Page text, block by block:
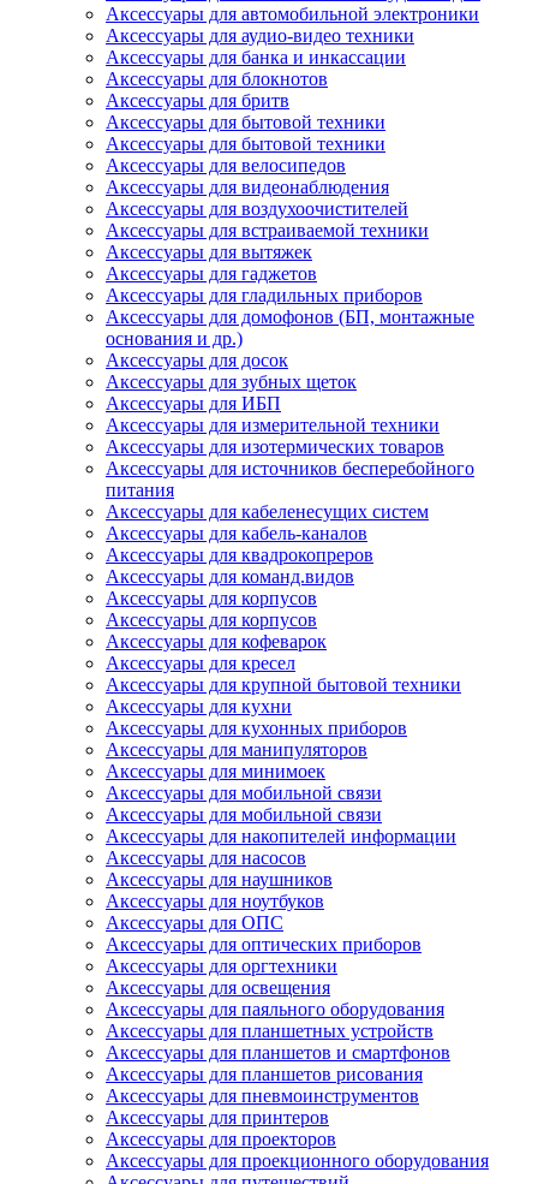
Аксессуары для автомобильной электроники
Аксессуары для аудио-видео техники
Аксессуары для банка и инкассации
Аксессуары для блокнотов
Аксессуары для бритв
Аксессуары для бытовой техники
Аксессуары для бытовой техники
Аксессуары для велосипедов
Аксессуары для видеонаблюдения
Аксессуары для воздухоочистителей
Аксессуары для встраиваемой техники
Аксессуары для вытяжек
Аксессуары для гаджетов
Аксессуары для гладильных приборов
Аксессуары для домофонов (БП, монтажные
основания и др.)
Аксессуары для досок
Аксессуары для зубных щеток
Аксессуары для ИБП
Аксессуары для измерительной техники
Аксессуары для изотермических товаров
Аксессуары для источников бесперебойного
питания
Аксессуары для кабеленесущих систем
Аксессуары для кабель-каналов
Аксессуары для квадрокопреров
Аксессуары для команд.видов
Аксессуары для корпусов
Аксессуары для корпусов
Аксессуары для кофеварок
Аксессуары для кресел
Аксессуары для крупной бытовой техники
Аксессуары для кухни
Аксессуары для кухонных приборов
Аксессуары для манипуляторов
Аксессуары для минимоек
Аксессуары для мобильной связи
Аксессуары для мобильной связи
Аксессуары для накопителей информации
Аксессуары для насосов
Аксессуары для наушников
Аксессуары для ноутбуков
Аксессуары для ОПС
Аксессуары для оптических приборов
Аксессуары для оргтехники
Аксессуары для освещения
Аксессуары для паяльного оборудования
Аксессуары для планшетных устройств
Аксессуары для планшетов и смартфонов
Аксессуары для планшетов рисования
Аксессуары для пневмоинструментов
Аксессуары для принтеров
Аксессуары для проекторов
Аксессуары для проекционного оборудования